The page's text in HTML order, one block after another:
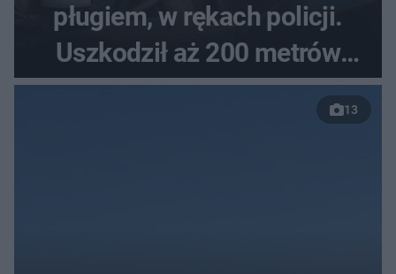
pługiem, w rękach policji.
Uszkodził aż 200 metrów
nowej drogi
13